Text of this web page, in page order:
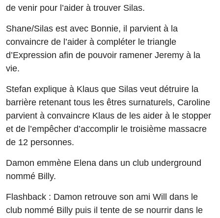
de venir pour l’aider à trouver Silas.
Shane/Silas est avec Bonnie, il parvient à la
convaincre de l’aider à compléter le triangle
d’Expression afin de pouvoir ramener Jeremy à la
vie.
Stefan explique à Klaus que Silas veut détruire la
barrière retenant tous les êtres surnaturels, Caroline
parvient à convaincre Klaus de les aider à le stopper
et de l’empêcher d’accomplir le troisième massacre
de 12 personnes.
Damon emmène Elena dans un club underground
nommé Billy.
Flashback : Damon retrouve son ami Will dans le
club nommé Billy puis il tente de se nourrir dans le